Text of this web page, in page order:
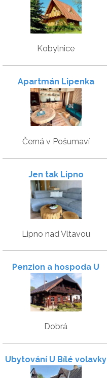
Kobylnice
Apartmán Lipenka
Černá v Pošumaví
Jen tak Lipno
Lipno nad Vltavou
Penzion a hospoda U
Němečků
Dobrá
Ubytování U Bílé volavky